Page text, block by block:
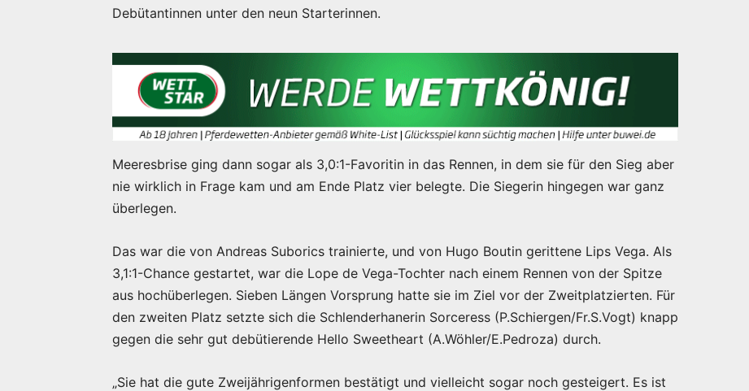
Debütantinnen unter den neun Starterinnen.
Meeresbrise ging dann sogar als 3,0:1-Favoritin in das Rennen, in dem sie für den Sieg aber
nie wirklich in Frage kam und am Ende Platz vier belegte. Die Siegerin hingegen war ganz
überlegen.
Das war die von Andreas Suborics trainierte, und von Hugo Boutin gerittene Lips Vega. Als
3,1:1-Chance gestartet, war die Lope de Vega-Tochter nach einem Rennen von der Spitze
aus hochüberlegen. Sieben Längen Vorsprung hatte sie im Ziel vor der Zweitplatzierten. Für
den zweiten Platz setzte sich die Schlenderhanerin Sorceress (P.Schiergen/Fr.S.Vogt) knapp
gegen die sehr gut debütierende Hello Sweetheart (A.Wöhler/E.Pedroza) durch.
„Sie hat die gute Zweijährigenformen bestätigt und vielleicht sogar noch gesteigert. Es ist